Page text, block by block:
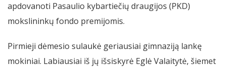
apdovanoti Pasaulio kybartiečių draugijos (PKD)
mokslininkų fondo premijomis.
Pirmieji dėmesio sulaukė geriausiai gimnaziją lankę
mokiniai. Labiausiai iš jų išsiskyrė Eglė Valaitytė, šiemet